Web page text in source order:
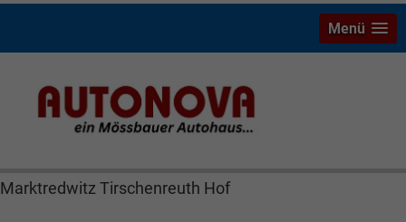
Skoda Kamiq Bayreuth Nützel Mössbauer Autonova
Brucker Räthel MGS Autohaus günstig Finanzierung
Marktredwitz Tirschenreuth Hof
Menü